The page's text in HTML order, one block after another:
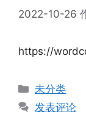
2022-10-26
https://
分
类
未分类
发表评论